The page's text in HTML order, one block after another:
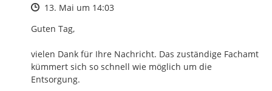
Zeitpunkt des Erstellens
13. Mai um 14:03
Guten Tag,
vielen Dank für Ihre Nachricht. Das zuständige Fachamt
kümmert sich so schnell wie möglich um die
Entsorgung.